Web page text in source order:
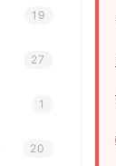
19
27
1
20